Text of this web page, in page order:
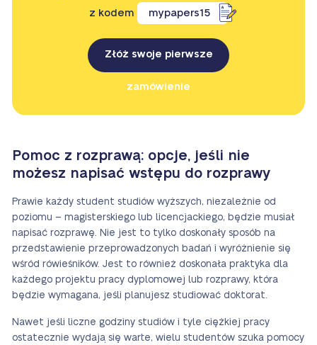
z kodem mypapers15
Złóż swoje pierwsze
zamówienie
Pomoc z rozprawą: opcje, jeśli nie
możesz napisać wstępu do rozprawy
Prawie każdy student studiów wyższych, niezależnie od
poziomu – magisterskiego lub licencjackiego, będzie musiał
napisać rozprawę. Nie jest to tylko doskonały sposób na
przedstawienie przeprowadzonych badań i wyróżnienie się
wśród rówieśników. Jest to również doskonała praktyka dla
każdego projektu pracy dyplomowej lub rozprawy, która
będzie wymagana, jeśli planujesz studiować doktorat.
Nawet jeśli liczne godziny studiów i tyle ciężkiej pracy
ostatecznie wydają się warte, wielu studentów szuka pomocy